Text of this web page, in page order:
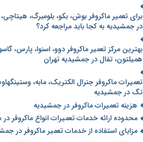
برای تعمیر ماکروفر بوش، بکو، بلومبرگ،
در جمشیدیه به کجا باید مراجعه کرد؟
بهترین مرکز تعمیر ماکروفر دوو، اسنوا، پارس،
همیلتون، تفال در جمشیدیه تهران
تعمیرات ماکروفر جنرال الکتریک، مابه،
تگ در جمشیدیه
هزینه تعمیرات ماکروفر در جمشیدیه
محدوده ارائه خدمات تعمیرات انواع ماکروفر
مزایای استفاده از خدمات تعمیر ماکروفر در